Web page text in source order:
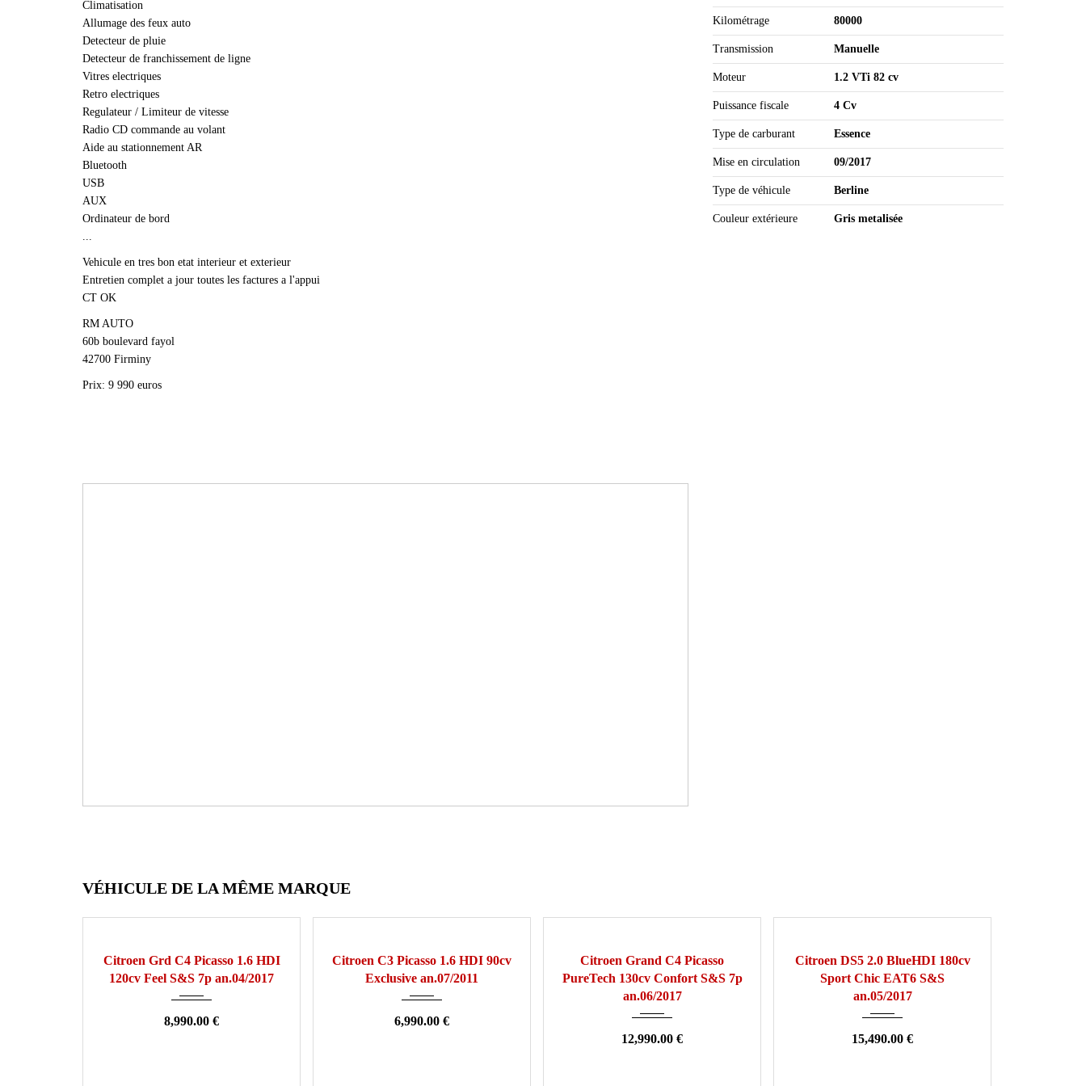
Climatisation
Allumage des feux auto
Detecteur de pluie
Detecteur de franchissement de ligne
Vitres electriques
Retro electriques
Regulateur / Limiteur de vitesse
Radio CD commande au volant
Aide au stationnement AR
Bluetooth
USB
AUX
Ordinateur de bord
...
Vehicule en tres bon etat interieur et exterieur
Entretien complet a jour toutes les factures a l'appui
CT OK
RM AUTO
60b boulevard fayol
42700 Firminy
Prix: 9 990 euros
Kilométrage 80000
Transmission Manuelle
Moteur 1.2 VTi 82 cv
Puissance fiscale 4 Cv
Type de carburant Essence
Mise en circulation 09/2017
Type de véhicule Berline
Couleur extérieure Gris metalisée
VÉHICULE DE LA MÊME MARQUE
Citroen Grd C4 Picasso 1.6 HDI
120cv Feel S&S 7p an.04/2017
8,990.00 €
Citroen C3 Picasso 1.6 HDI 90cv
Exclusive an.07/2011
6,990.00 €
Citroen Grand C4 Picasso
PureTech 130cv Confort S&S 7p
an.06/2017
12,990.00 €
Citroen DS5 2.0 BlueHDI 180cv
Sport Chic EAT6 S&S
an.05/2017
15,490.00 €